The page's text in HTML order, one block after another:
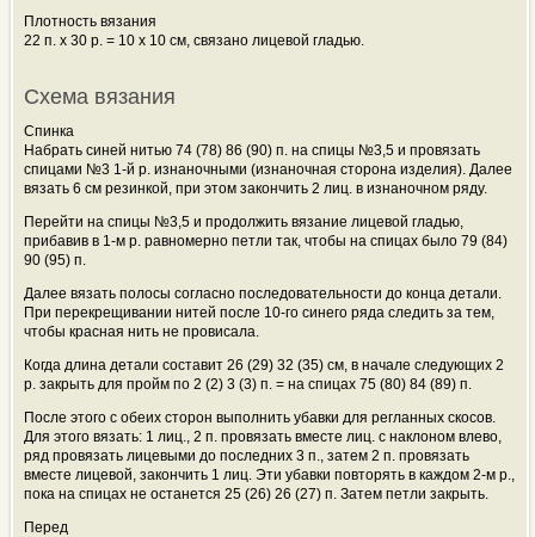
Плотность вязания
22 п. х 30 р. = 10 x 10 см, связано лицевой гладью.
Схема вязания
Спинка
Набрать синей нитью 74 (78) 86 (90) п. на спицы №3,5 и провязать
спицами №3 1-й р. изнаночными (изнаночная сторона изделия). Далее
вязать 6 см резинкой, при этом закончить 2 лиц. в изнаночном ряду.
Перейти на спицы №3,5 и продолжить вязание лицевой гладью,
прибавив в 1-м р. равномерно петли так, чтобы на спицах было 79 (84)
90 (95) п.
Далее вязать полосы согласно последовательности до конца детали.
При перекрещивании нитей после 10-го синего ряда следить за тем,
чтобы красная нить не провисала.
Когда длина детали составит 26 (29) 32 (35) см, в начале следующих 2
р. закрыть для пройм по 2 (2) 3 (3) п. = на спицах 75 (80) 84 (89) п.
После этого с обеих сторон выполнить убавки для регланных скосов.
Для этого вязать: 1 лиц., 2 п. провязать вместе лиц. с наклоном влево,
ряд провязать лицевыми до последних 3 п., затем 2 п. провязать
вместе лицевой, закончить 1 лиц. Эти убавки повторять в каждом 2-м р.,
пока на спицах не останется 25 (26) 26 (27) п. Затем петли закрыть.
Перед